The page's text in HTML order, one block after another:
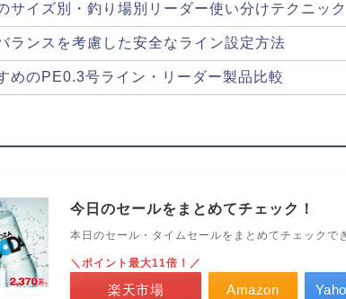
サイズ別・釣り場別リーダー使い分けテクニック
ランスを考慮した安全なライン設定方法
めのPE0.3号ライン・リーダー製品比較
今日のセールをまとめてチェック！
本日のセール・タイムセールをまとめてチェックで
Amazon
＼ポイント最大11倍！／
楽天市場